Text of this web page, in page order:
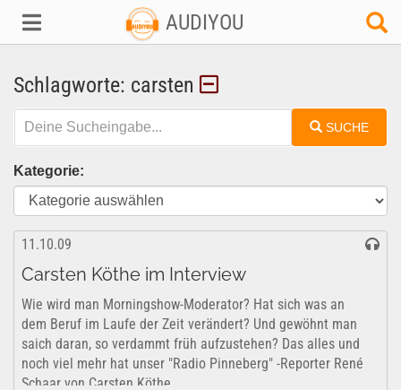
AUDIYOU
Schlagworte: carsten
SUCHE
Kategorie:
11.10.09
Carsten Köthe im Interview
Wie wird man Morningshow-Moderator? Hat sich was an
dem Beruf im Laufe der Zeit verändert? Und gewöhnt man
saich daran, so verdammt früh aufzustehen? Das alles und
noch viel mehr hat unser "Radio Pinneberg" -Reporter René
Schaar von Carsten Köthe...